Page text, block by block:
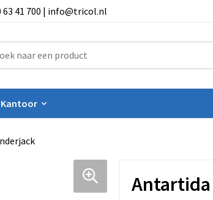
63 41 700 | info@tricol.nl
Kantoor